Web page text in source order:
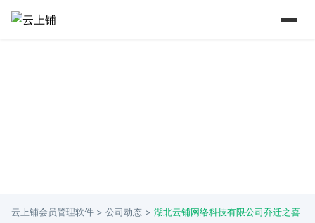
云上铺会员管理软件 > 公司动态 > 湖北云铺网络科技有限公司乔迁之喜